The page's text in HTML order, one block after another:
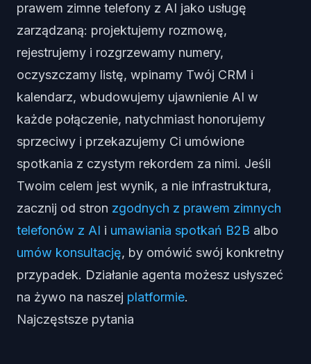
prawem zimne telefony z AI jako usługę
zarządzaną: projektujemy rozmowę,
rejestrujemy i rozgrzewamy numery,
oczyszczamy listę, wpinamy Twój CRM i
kalendarz, wbudowujemy ujawnienie AI w
każde połączenie, natychmiast honorujemy
sprzeciwy i przekazujemy Ci umówione
spotkania z czystym rekordem za nimi. Jeśli
Twoim celem jest wynik, a nie infrastruktura,
zacznij od stron zgodnych z prawem zimnych
telefonów z AI i umawiania spotkań B2B albo
umów konsultację, by omówić swój konkretny
przypadek. Działanie agenta możesz usłyszeć
na żywo na naszej platformie.
Najczęstsze pytania